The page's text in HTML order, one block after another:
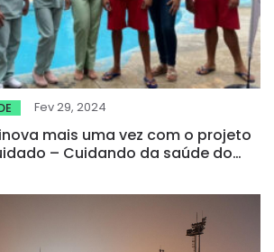
Fev 29, 2024
mais uma vez com o projeto
– Cuidando da saúde do